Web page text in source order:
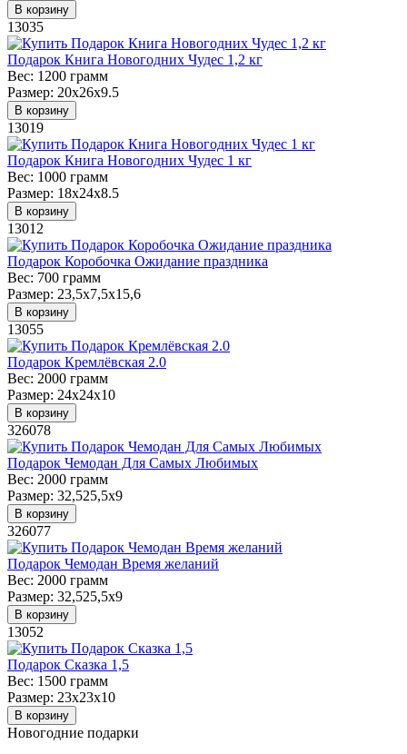
В корзину
13035
Подарок Книга Новогодних Чудес 1,2 кг
Вес: 1200 грамм
Размер: 20х26х9.5
В корзину
13019
Подарок Книга Новогодних Чудес 1 кг
Вес: 1000 грамм
Размер: 18х24х8.5
В корзину
13012
Подарок Коробочка Ожидание праздника
Вес: 700 грамм
Размер: 23,5х7,5х15,6
В корзину
13055
Подарок Кремлёвская 2.0
Вес: 2000 грамм
Размер: 24х24х10
В корзину
326078
Подарок Чемодан Для Самых Любимых
Вес: 2000 грамм
Размер: 32,525,5х9
В корзину
326077
Подарок Чемодан Время желаний
Вес: 2000 грамм
Размер: 32,525,5х9
В корзину
13052
Подарок Сказка 1,5
Вес: 1500 грамм
Размер: 23х23х10
В корзину
Новогодние подарки